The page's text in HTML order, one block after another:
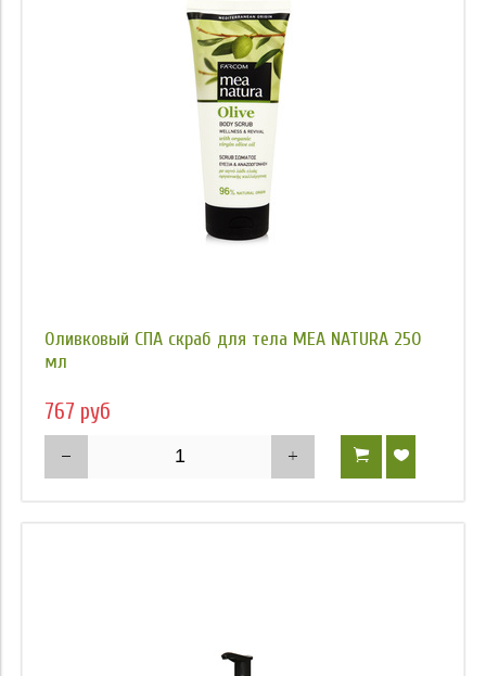
Оливковый СПА скраб для тела MEA NATURA 250
мл
767 руб